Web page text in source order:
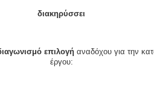
διακηρύσσει
επιλογή αναδόχου για την
έργου: